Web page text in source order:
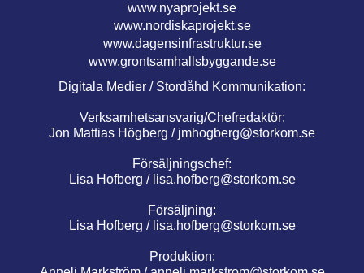
www.nyaprojekt.se
www.nordiskaprojekt.se
www.dagensinfrastruktur.se
www.grontsamhallsbyggande.se
Digitala Medier / Stordåhd Kommunikation:
Verksamhetsansvarig/Chefredaktör:
Jon Mattias Högberg / jmhogberg@storkom.se
Försäljningschef:
Lisa Hofberg / lisa.hofberg@storkom.se
Försäljning:
Lisa Hofberg / lisa.hofberg@storkom.se
Produktion: